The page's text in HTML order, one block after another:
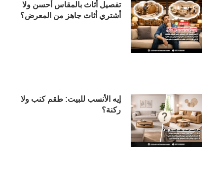
تفصيل أثاث بالمقاس أحسن ولا
أشتري أثاث جاهز من المعرض؟
إيه الأنسب للبيت: طقم كنب ولا
ركنة؟